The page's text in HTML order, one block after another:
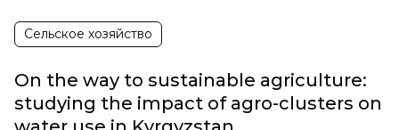
Сельское хозяйство
On the way to sustainable agriculture:
studying the impact of agro-clusters on